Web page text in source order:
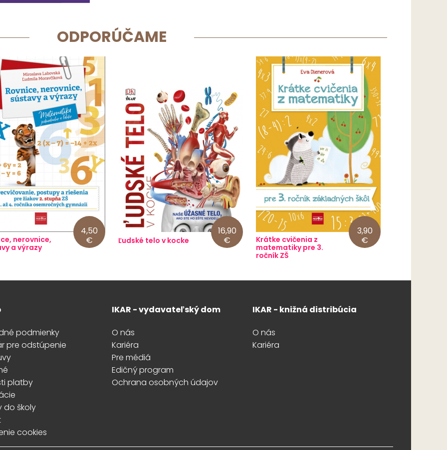
ODPORÚČAME
4,50
€
nerovnice,
a výrazy
16,90
€
Ľudské telo v kocke
3,90
€
Krátke cvičenia z
matematiky pre 3.
ročník ZŠ
podmienky
pre odstúpenie
platby
do školy
cookies
IKAR - vydavateľský dom
O nás
Kariéra
Pre médiá
Edičný program
Ochrana osobných údajov
IKAR - knižná distribúcia
O nás
Kariéra